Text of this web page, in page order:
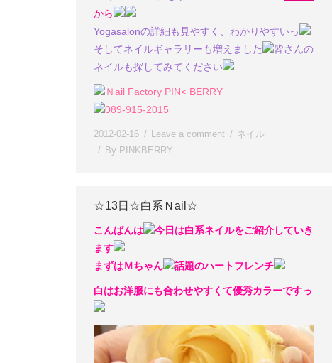
から
Yogasalonの詳細も見やすく、わかりやすいっ
そしてネイルギャラリーも増えました
皆さんの
ネイルも探してみてください
Ｎail Factory PIN< BERRY
089-915-2015
2012-02-16 Leave a comment
ネイル
By PINKBERRY
☆13日☆白系Ｎail☆
こんばんは
今日は白系ネイルをご紹介していき
ます
まずはＭちゃん
話題のハートフレンチ
白はお洋服にも合わせやすくて優秀カラーですっ